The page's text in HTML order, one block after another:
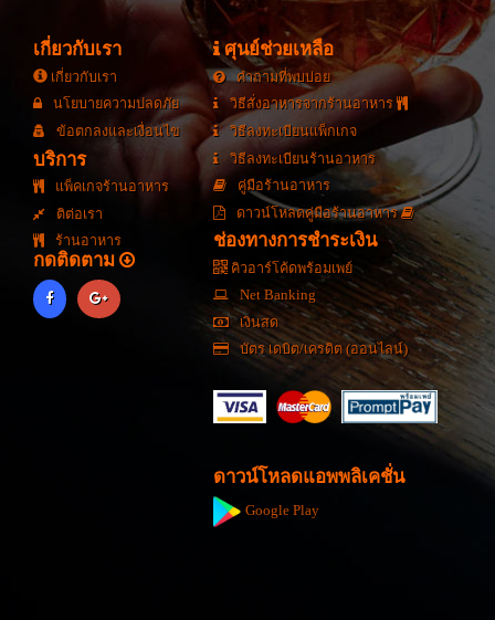
เกี่ยวกับเรา
เกี่ยวกับเรา
นโยบายความปลดภัย
ข้อตกลงและเงื่อนไข
บริการ
แพ็คเกจร้านอาหาร
ติต่อเรา
ร้านอาหาร
กดติดตาม
ศุนย์ช่วยเหลือ
คำถามที่พบบ่อย
วิธีสั่งอาหารจากร้านอาหาร
วิธีลงทะเบียนแพ็กเกจ
วิธีลงทะเบียนร้านอาหาร
คู่มือร้านอาหาร
ดาวน์โหลดคู่มือร้านอาหาร
ช่องทางการชำระเงิน
คิวอาร์โค้ดพร้อมเพย์
Net Banking
เงินสด
บัตร เดบิต/เครดิต (ออนไลน์)
ดาวน์โหลดแอพพลิเคชั่น
Google Play